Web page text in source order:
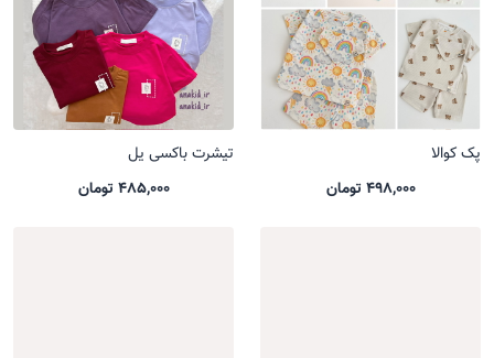
پک کوالا
498,000 تومان
تیشرت باکسی یل
485,000 تومان